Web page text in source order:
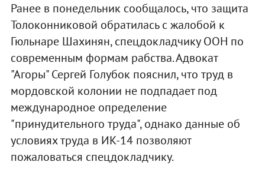
Ранее в понедельник сообщалось, что защита
Толоконниковой обратилась с жалобой к
Гюльнаре Шахинян, спецдокладчику ООН по
современным формам рабства. Адвокат
"Агоры" Сергей Голубок пояснил, что труд в
мордовской колонии не подпадает под
международное определение
"принудительного труда", однако данные об
условиях труда в ИК-14 позволяют
пожаловаться спецдокладчику.